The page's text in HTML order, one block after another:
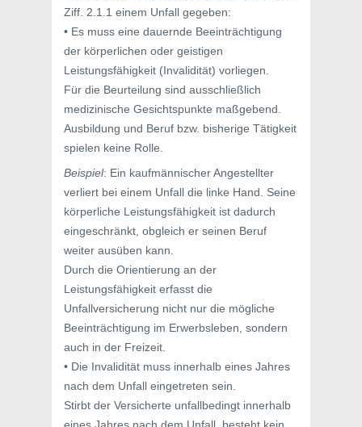
Ziff. 2.1.1 einem Unfall gegeben:
• Es muss eine dauernde Beeinträchtigung
der körperlichen oder geistigen
Leistungsfähigkeit (Invalidität) vorliegen.
Für die Beurteilung sind ausschließlich
medizinische Gesichtspunkte maßgebend.
Ausbildung und Beruf bzw. bisherige Tätigkeit
spielen keine Rolle.
Beispiel: Ein kaufmännischer Angestellter
verliert bei einem Unfall die linke Hand. Seine
körperliche Leistungsfähigkeit ist dadurch
eingeschränkt, obgleich er seinen Beruf
weiter ausüben kann.
Durch die Orientierung an der
Leistungsfähigkeit erfasst die
Unfallversicherung nicht nur die mögliche
Beeinträchtigung im Erwerbsleben, sondern
auch in der Freizeit.
• Die Invalidität muss innerhalb eines Jahres
nach dem Unfall eingetreten sein.
Stirbt der Versicherte unfallbedingt innerhalb
eines Jahres nach dem Unfall, besteht kein